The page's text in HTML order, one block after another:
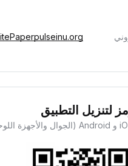
pulseinu.org
لتنزيل التطبيق